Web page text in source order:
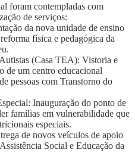
foram contempladas com
de serviços:
da nova unidade de ensino
física e pedagógica da
(Casa TEA): Vistoria e
de um centro educacional
pessoas com Transtorno do
Inauguração do ponto de
famílias em vulnerabilidade que
especiais.
de novos veículos de apoio
Social e Educação da